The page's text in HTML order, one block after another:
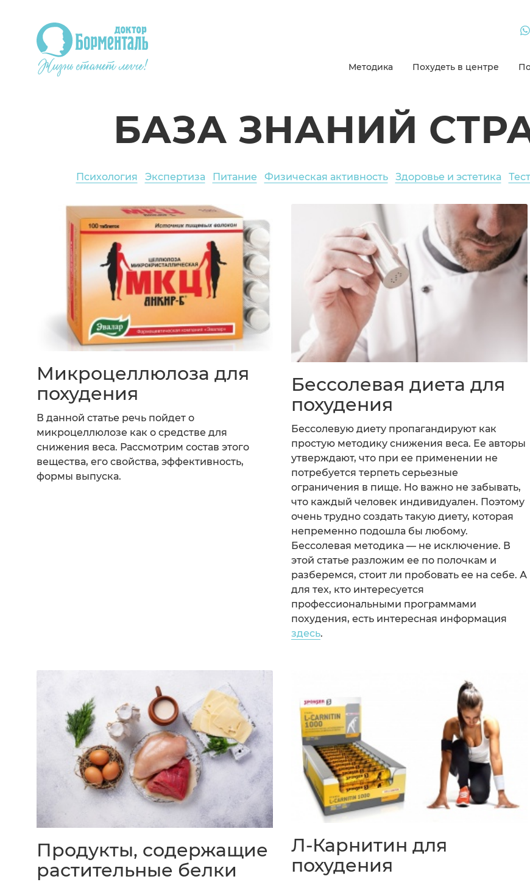
Методика Похудеть в центре
БАЗА ЗНАНИЙ
Психология Экспертиза Питание Физическая активность Здоровье и эстетика
Микроцеллюлоза для
похудения
В данной статье речь пойдет о
микроцеллюлозе как о средстве для
снижения веса. Рассмотрим состав этого
вещества, его свойства, эффективность,
формы выпуска.
Бессолевая диета для
похудения
Бессолевую диету пропагандируют как
простую методику снижения веса. Ее авторы
утверждают, что при ее применении не
потребуется терпеть серьезные
ограничения в пище. Но важно не забывать,
что каждый человек индивидуален. Поэтому
очень трудно создать такую диету, которая
непременно подошла бы любому.
Бессолевая методика — не исключение. В
этой статье разложим ее по полочкам и
разберемся, стоит ли пробовать ее на себе. А
для тех, кто интересуется
профессиональными программами
похудения, есть интересная информация
здесь.
Продукты, содержащие
растительные белки
Л-Карнитин для
похудения